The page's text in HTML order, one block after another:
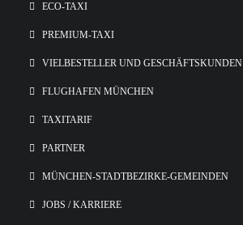
ECO-TAXI
PREMIUM-TAXI
VIELBESTELLER UND GESCHÄFTSKUNDEN
FLUGHAFEN MÜNCHEN
TAXITARIF
PARTNER
MÜNCHEN-STADTBEZIRKE-GEMEINDEN
JOBS / KARRIERE